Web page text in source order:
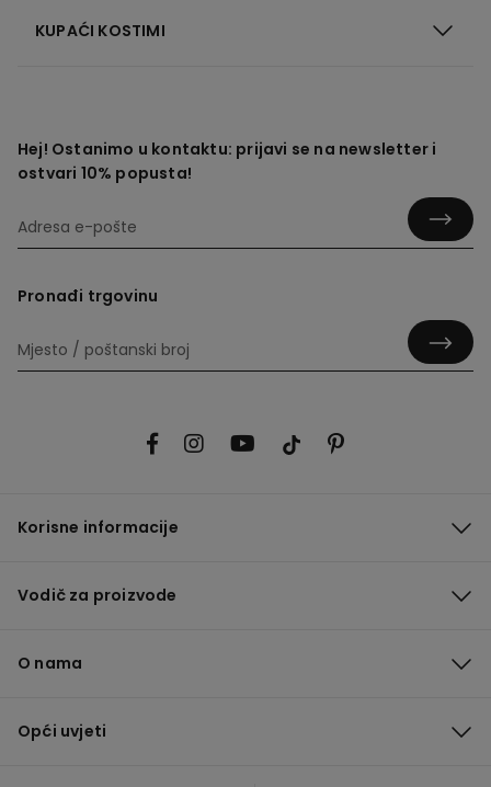
KUPAĆI KOSTIMI
Hej! Ostanimo u kontaktu: prijavi se na newsletter i
ostvari 10% popusta!
Pronađi trgovinu
Korisne informacije
Vodič za proizvode
O nama
Opći uvjeti